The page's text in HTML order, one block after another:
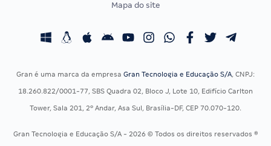
Concursos Fiscais
Concursos Saúde
Residência Multiprofissional
Calendário OAB
Mapa do site
Gran é uma marca da empresa Gran Tecnologia e Educação S/A, CNPJ:
18.260.822/0001-77, SBS Quadra 02, Bloco J, Lote 10, Edifício Carlton
Tower, Sala 201, 2º Andar, Asa Sul, Brasília-DF, CEP 70.070-120.
Gran Tecnologia e Educação S/A - 2026 © Todos os direitos reservados ®